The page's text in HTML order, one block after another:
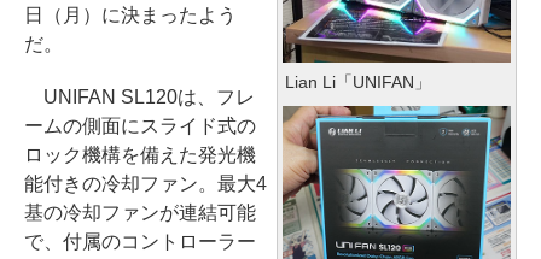
Lian Li「UNIFAN」
日（月）に決まったよう
だ。
UNIFAN SL120は、フレ
ームの側面にスライド式の
ロック機構を備えた発光機
能付きの冷却ファン。最大4
基の冷却ファンが連結可能
で、付属のコントローラー